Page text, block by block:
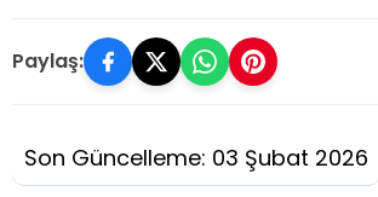
Paylaş:
Son Güncelleme: 03 Şubat 2026